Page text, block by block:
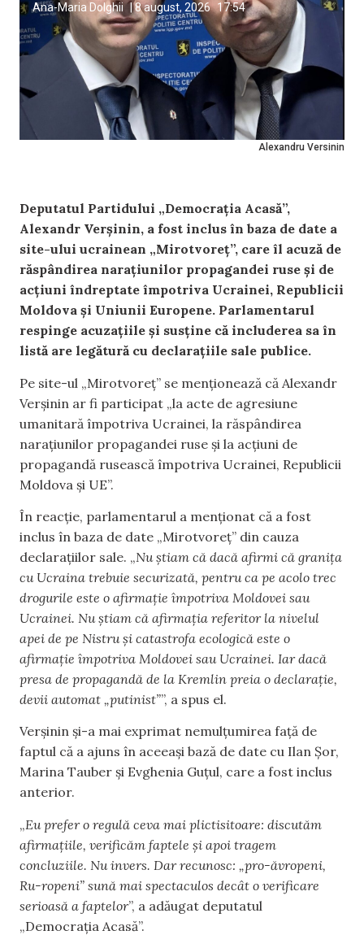
Alexandru Versinin
Ana-Maria Dolghii |8 august, 2026 17:54
Deputatul Partidului „Democrația Acasă”,
Alexandr Verșinin, a fost inclus în baza de date a
site-ului ucrainean „Mirotvoreț”, care îl acuză de
răspândirea narațiunilor propagandei ruse și de
acțiuni îndreptate împotriva Ucrainei, Republicii
Moldova și Uniunii Europene. Parlamentarul
respinge acuzațiile și susține că includerea sa în
listă are legătură cu declarațiile sale publice.
Pe site-ul „Mirotvoreț” se menționează că Alexandr
Verșinin ar fi participat „la acte de agresiune
umanitară împotriva Ucrainei, la răspândirea
narațiunilor propagandei ruse și la acțiuni de
propagandă rusească împotriva Ucrainei, Republicii
Moldova și UE”.
În reacție, parlamentarul a menționat că a fost
inclus în baza de date „Mirotvoreț” din cauza
declarațiilor sale. „Nu știam că dacă afirmi că granița
cu Ucraina trebuie securizată, pentru ca pe acolo trec
drogurile este o afirmație împotriva Moldovei sau
Ucrainei. Nu știam că afirmația referitor la nivelul
apei de pe Nistru și catastrofa ecologică este o
afirmație împotriva Moldovei sau Ucrainei. Iar dacă
presa de propagandă de la Kremlin preia o declarație,
devii automat „putinist””, a spus el.
Verșinin și-a mai exprimat nemulțumirea față de
faptul că a ajuns în aceeași bază de date cu Ilan Șor,
Marina Tauber și Evghenia Guțul, care a fost inclus
anterior.
„Eu prefer o regulă ceva mai plictisitoare: discutăm
afirmațiile, verificăm faptele și apoi tragem
concluziile. Nu invers. Dar recunosc: „pro-ăvropeni,
Ru-ropeni” sună mai spectaculos decât o verificare
serioasă a faptelor”, a adăugat deputatul
„Democrația Acasă”.